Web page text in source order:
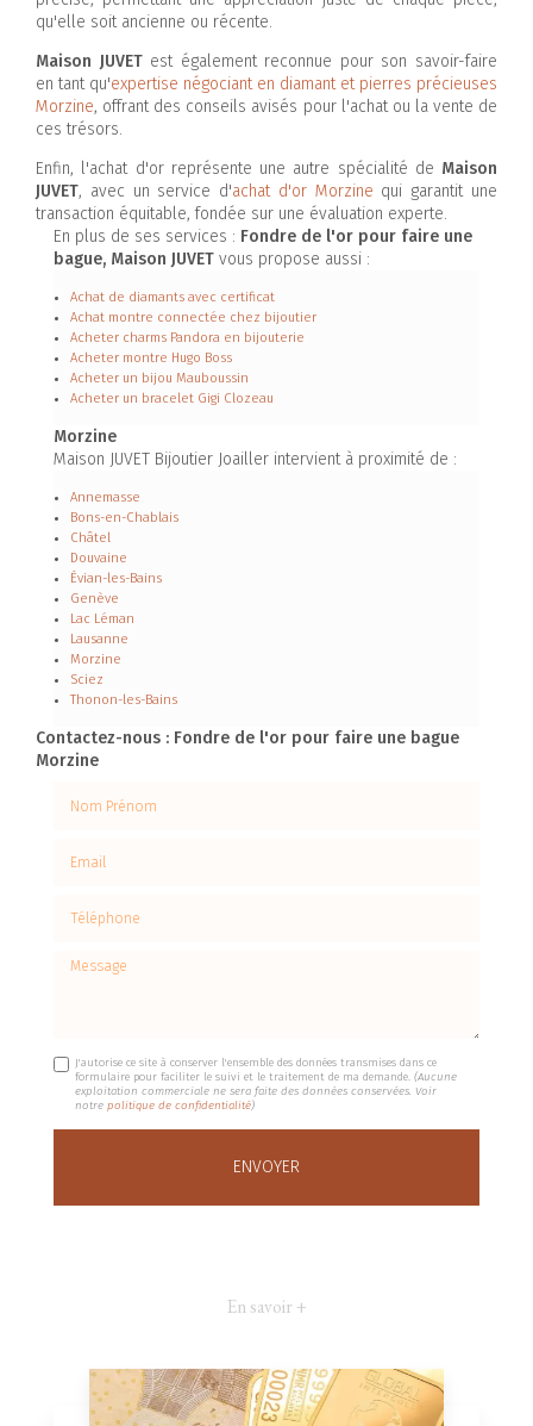
qu'elle soit ancienne ou récente.
Maison JUVETest également reconnue pour son savoir-faire
en tant qu'expertise négociant en diamant et pierres précieuses
Morzine, offrant des conseils avisés pour l'achat ou la vente de
ces trésors.
Enfin, l'achat d'or représente une autre spécialité de Maison
JUVET, avec un service d'achat d'or Morzine qui garantit une
transaction équitable, fondée sur une évaluation experte.
En plus de ses services : Fondre de l'or pour faire une
bague, Maison JUVET vous propose aussi :
Achat de diamants avec certificat
Achat montre connectée chez bijoutier
Acheter charms Pandora en bijouterie
Acheter montre Hugo Boss
Acheter un bijou Mauboussin
Acheter un bracelet Gigi Clozeau
Morzine
Maison JUVET Bijoutier Joailler intervient à proximité de :
Annemasse
Bons-en-Chablais
Châtel
Douvaine
Évian-les-Bains
Genève
Lac Léman
Lausanne
Morzine
Sciez
Thonon-les-Bains
Contactez-nous : Fondre de l'or pour faire une bague
Morzine
Message
J'autorise ce site à conserver l'ensemble des données transmises dans ce
formulaire pour faciliter le suivi et le traitement de ma demande.(Aucune
exploitation commerciale ne sera faite des données conservées. Voir
notrepolitique de confidentialité)
En savoir +